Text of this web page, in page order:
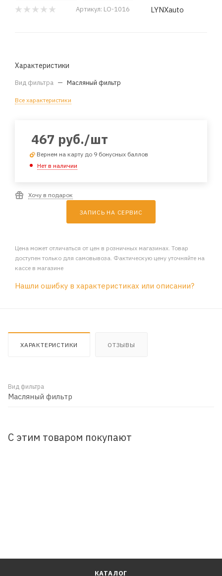
Артикул: LO-1016 LYNXauto
Характеристики
Вид фильтра — Масляный фильтр
Все характеристики
467 руб./шт
Вернем на карту до 9 бонусных баллов
Нет в наличии
Хочу в подарок
ЗАПИСЬ НА СЕРВИС
Цена может отличаться от цен в розничных магазинах. Товар
доступен только для самовывоза. Фактическую цену уточняйте на
кассе в магазине
Нашли ошибку в характеристиках или описании?
ХАРАКТЕРИСТИКИ ОТЗЫВЫ
Вид фильтра
Масляный фильтр
С этим товаром покупают
КАТАЛОГ